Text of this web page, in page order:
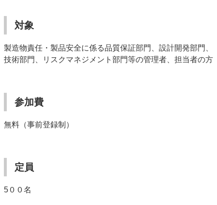
対象
製造物責任・製品安全に係る品質保証部門、設計開発部門、
技術部門、リスクマネジメント部門等の管理者、担当者の方
参加費
無料（事前登録制）
定員
5００名